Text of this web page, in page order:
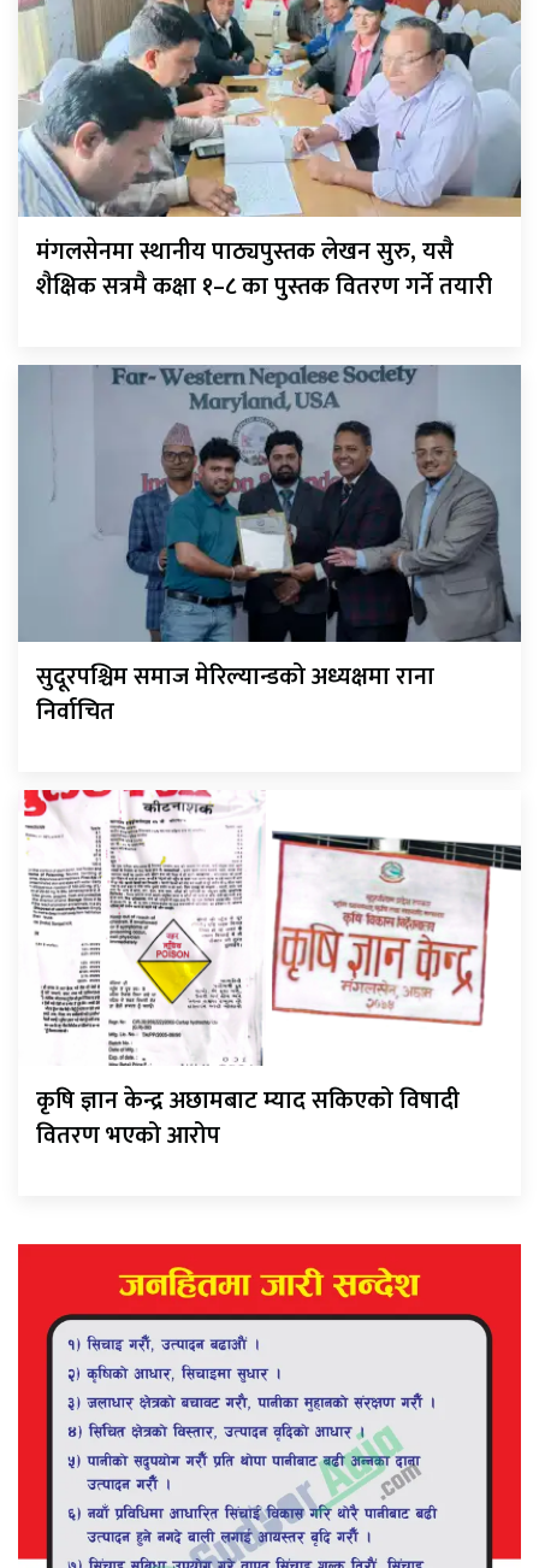
मंगलसेनमा स्थानीय पाठ्यपुस्तक लेखन सुरु, यसै
शैक्षिक सत्रमै कक्षा १–८ का पुस्तक वितरण गर्ने तयारी
सुदूरपश्चिम समाज मेरिल्यान्डको अध्यक्षमा राना
निर्वाचित
कृषि ज्ञान केन्द्र अछामबाट म्याद सकिएको विषादी
वितरण भएको आरोप